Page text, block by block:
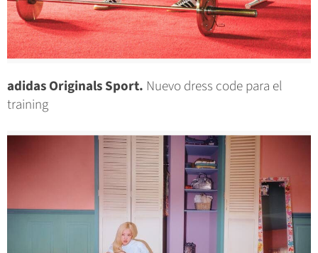
adidas Originals Sport. Nuevo dress code para el
training